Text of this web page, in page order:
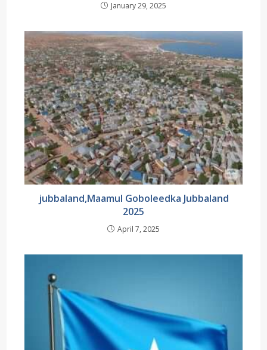
January 29, 2025
jubbaland,Maamul Goboleedka Jubbaland
2025
April 7, 2025